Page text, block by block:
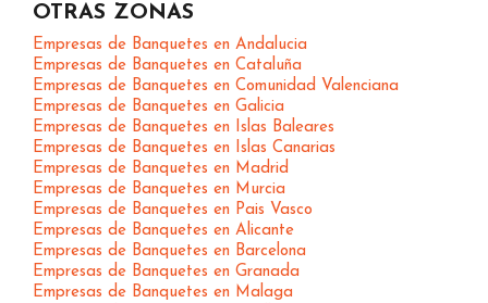
OTRAS ZONAS
Empresas de Banquetes en Andalucia
Empresas de Banquetes en Cataluña
Empresas de Banquetes en Comunidad Valenciana
Empresas de Banquetes en Galicia
Empresas de Banquetes en Islas Baleares
Empresas de Banquetes en Islas Canarias
Empresas de Banquetes en Madrid
Empresas de Banquetes en Murcia
Empresas de Banquetes en Pais Vasco
Empresas de Banquetes en Alicante
Empresas de Banquetes en Barcelona
Empresas de Banquetes en Granada
Empresas de Banquetes en Malaga